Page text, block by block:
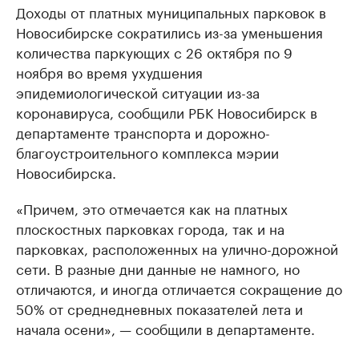
Доходы от платных муниципальных парковок в
Новосибирске сократились из-за уменьшения
количества паркующих с 26 октября по 9
ноября во время ухудшения
эпидемиологической ситуации из-за
коронавируса, сообщили РБК Новосибирск в
департаменте транспорта и дорожно-
благоустроительного комплекса мэрии
Новосибирска.
«Причем, это отмечается как на платных
плоскостных парковках города, так и на
парковках, расположенных на улично-дорожной
сети. В разные дни данные не намного, но
отличаются, и иногда отличается сокращение до
50% от среднедневных показателей лета и
начала осени», — сообщили в департаменте.